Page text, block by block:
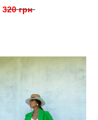
320 грн